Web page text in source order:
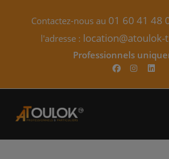
Contactez-nous au 01 60 41 48
l'adresse :
Professionnels